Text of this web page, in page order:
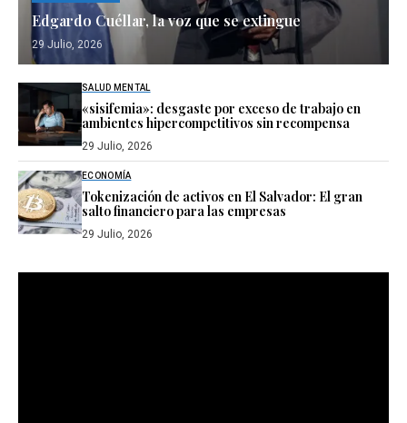
Edgardo Cuéllar, la voz que se extingue
29 Julio, 2026
SALUD MENTAL
«sisifemia»: desgaste por exceso de trabajo en
ambientes hipercompetitivos sin recompensa
29 Julio, 2026
ECONOMÍA
Tokenización de activos en El Salvador: El gran
salto financiero para las empresas
29 Julio, 2026